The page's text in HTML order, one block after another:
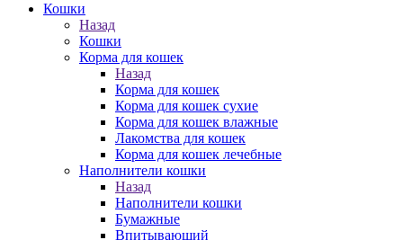
Кошки
Назад
Кошки
Корма для кошек
Назад
Корма для кошек
Корма для кошек сухие
Корма для кошек влажные
Лакомства для кошек
Корма для кошек лечебные
Наполнители кошки
Назад
Наполнители кошки
Бумажные
Впитывающий